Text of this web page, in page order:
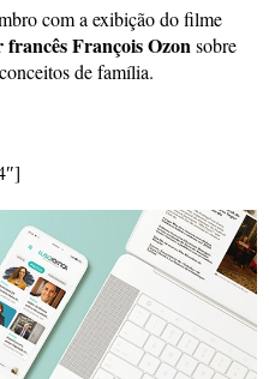
com a exibição do filme
François Ozonsobre
de família.